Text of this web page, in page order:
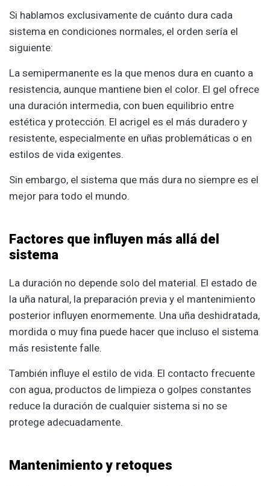
Si hablamos exclusivamente de cuánto dura cada
sistema en condiciones normales, el orden sería el
siguiente:
La semipermanente es la que menos dura en cuanto a
resistencia, aunque mantiene bien el color. El gel ofrece
una duración intermedia, con buen equilibrio entre
estética y protección. El acrigel es el más duradero y
resistente, especialmente en uñas problemáticas o en
estilos de vida exigentes.
Sin embargo, el sistema que más dura no siempre es el
mejor para todo el mundo.
Factores que influyen más allá del
sistema
La duración no depende solo del material. El estado de
la uña natural, la preparación previa y el mantenimiento
posterior influyen enormemente. Una uña deshidratada,
mordida o muy fina puede hacer que incluso el sistema
más resistente falle.
También influye el estilo de vida. El contacto frecuente
con agua, productos de limpieza o golpes constantes
reduce la duración de cualquier sistema si no se
protege adecuadamente.
Mantenimiento y retoques